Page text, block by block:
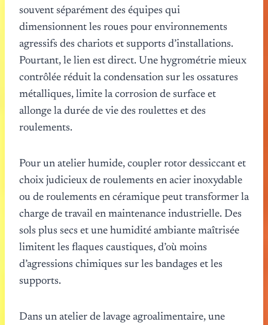
souvent séparément des équipes qui
dimensionnent les roues pour environnements
agressifs des chariots et supports d’installations.
Pourtant, le lien est direct. Une hygrométrie mieux
contrôlée réduit la condensation sur les ossatures
métalliques, limite la corrosion de surface et
allonge la durée de vie des roulettes et des
roulements.
Pour un atelier humide, coupler rotor dessiccant et
choix judicieux de roulements en acier inoxydable
ou de roulements en céramique peut transformer la
charge de travail en maintenance industrielle. Des
sols plus secs et une humidité ambiante maîtrisée
limitent les flaques caustiques, d’où moins
d’agressions chimiques sur les bandages et les
supports.
Dans un atelier de lavage agroalimentaire, une